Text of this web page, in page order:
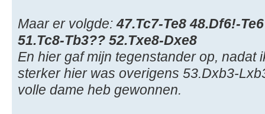
Maar er volgde:47.Tc7-Te8 48.Df6!-
51.Tc8-Tb3?? 52.Txe8-Dxe8
En hier gaf mijn tegenstander op, nadat
sterker hier was overigens 53.Dxb3-
volle dame heb gewonnen.